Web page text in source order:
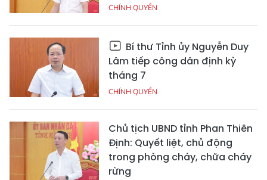
CHÍNH QUYỀN
Bí thư Tỉnh ủy Nguyễn Duy
Lâm tiếp công dân định kỳ
tháng 7
CHÍNH QUYỀN
Chủ tịch UBND tỉnh Phan Thiên
Định: Quyết liệt, chủ động
trong phòng cháy, chữa cháy
rừng